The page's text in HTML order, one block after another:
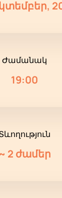
Ժամանակ
19:00
~ 2 ժամեր